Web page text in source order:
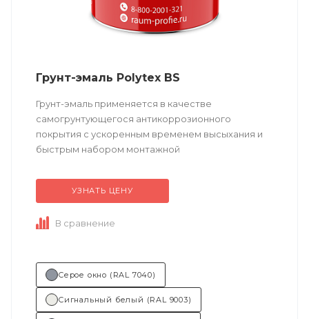
Грунт-эмаль Polytex BS
Грунт-эмаль применяется в качестве
самогрунтующегося антикоррозионного
покрытия с ускоренным временем высыхания и
быстрым набором монтажной
Техническое описание ...
УЗНАТЬ ЦЕНУ
В сравнение
Серое окно (RAL 7040)
Сигнальный белый (RAL 9003)